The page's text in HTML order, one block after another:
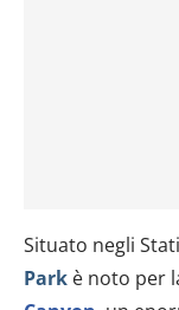
Situato negli
Park è noto per